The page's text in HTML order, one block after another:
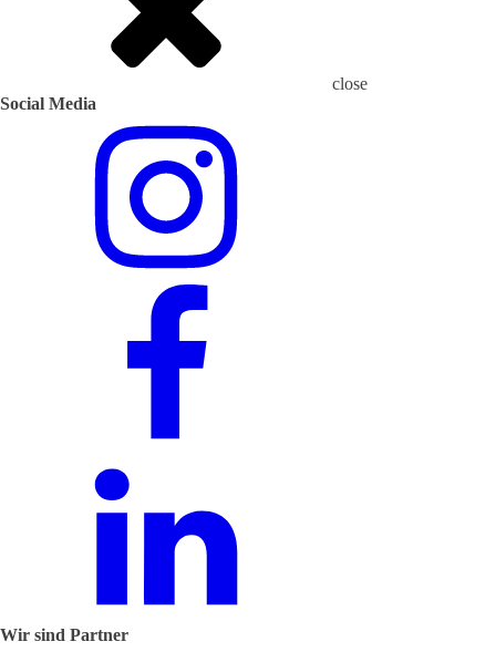
close
Social Media
Wir sind Partner